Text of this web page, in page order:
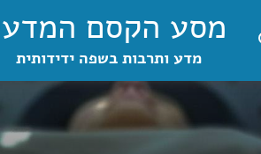
מסע הקסם
מדע ותרבות בשפה ידידותית